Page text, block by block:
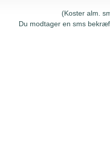
(Koster alm.
Du modtager en sms